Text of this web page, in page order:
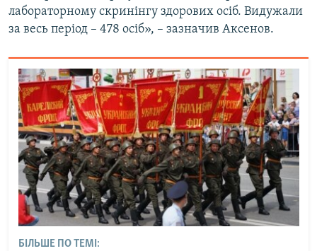
лабораторному скринінгу здорових осіб. Видужали
за весь період – 478 осіб», – зазначив Аксенов.
БІЛЬШЕ ПО ТЕМІ: